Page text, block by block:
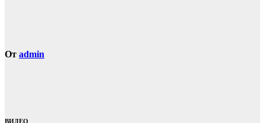
От admin
ВИДЕО